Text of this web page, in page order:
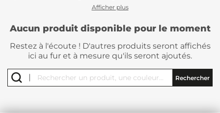
abordables et d'une qualité exceptionnelle, disponibles chez Décor
mur, offre une finition élégante à votre intérieur ! Sélectionnez le
galon qui vous convient parmi notre large choix de références à des
prix imbattables. Cette surface plate à motifs ajoutera une nouvelle
touche décorative distinctive à votre espace intérieur.
Faites de chaque mur une expression de votre style personnel en
optant pour nos galons de qualité supérieure chez Décor Discount, le
Afficher plus
Aucun produit disponible pour le moment
Restez à l'écoute ! D'autres produits seront affichés
ici au fur et à mesure qu'ils seront ajoutés.
Rechercher